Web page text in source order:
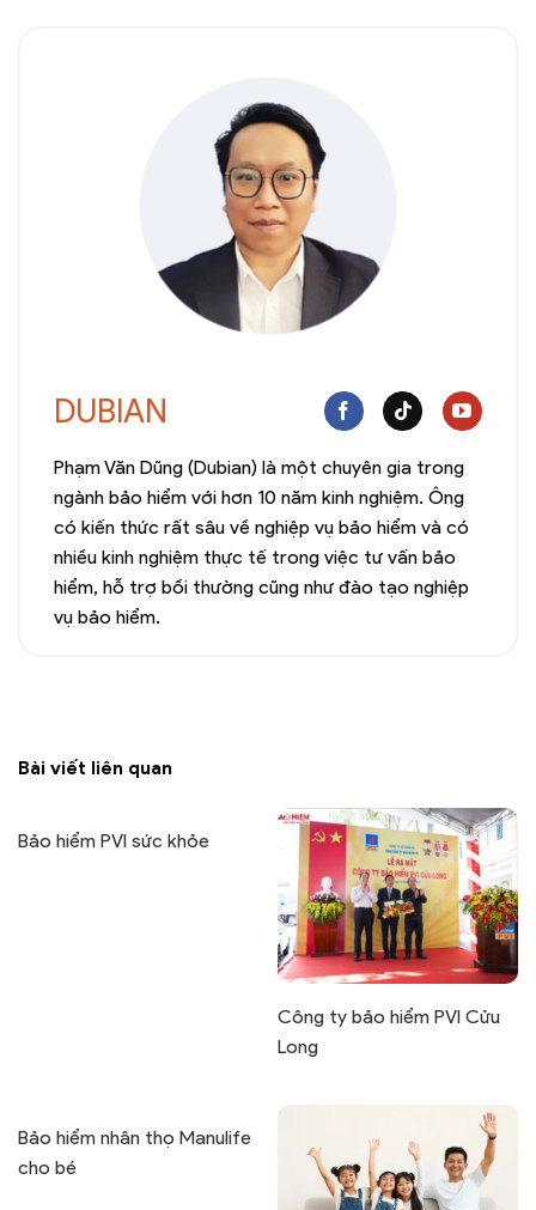
DUBIAN
Phạm Văn Dũng (Dubian) là một chuyên gia trong
ngành bảo hiểm với hơn 10 năm kinh nghiệm. Ông
có kiến thức rất sâu về nghiệp vụ bảo hiểm và có
nhiều kinh nghiệm thực tế trong việc tư vấn bảo
hiểm, hỗ trợ bồi thường cũng như đào tạo nghiệp
vụ bảo hiểm.
Bài viết liên quan
Bảo hiểm PVI sức khỏe
Công ty bảo hiểm PVI Cửu
Long
Bảo hiểm nhân thọ Manulife
cho bé